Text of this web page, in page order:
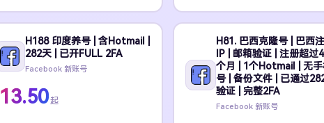
H188 印度养号 | 含Hotmail |
282天 | 已开FULL 2FA
Facebook 新账号
13.50起
H81. 巴西克隆号 | 巴西
IP | 邮箱验证 | 注册超过
个月 | 1个Hotmail | 无手
号 | 备份文件 | 已通过
验证 | 完整2FA
Facebook 新账号